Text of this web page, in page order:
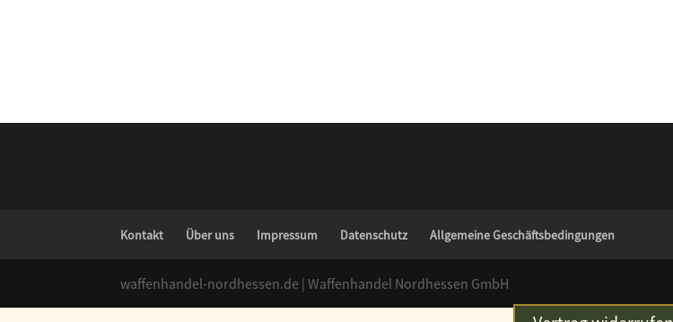
Kontakt Über uns Impressum Datenschutz Allgemeine Geschäftsbedingungen
waffenhandel-nordhessen.de | Waffenhandel Nordhessen GmbH